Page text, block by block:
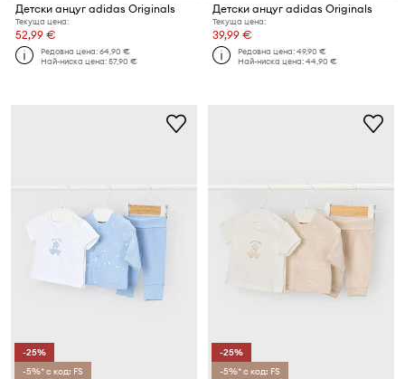
Детски анцуг adidas Originals
Текуща цена:
52,99 €
Редовна цена:64,90 €
Най-ниска цена:57,90 €
Детски анцуг adidas Originals
Текуща цена:
39,99 €
Редовна цена:49,90 €
Най-ниска цена:44,90 €
-25%
-5%* с код: FS
-25%
-5%* с код: FS